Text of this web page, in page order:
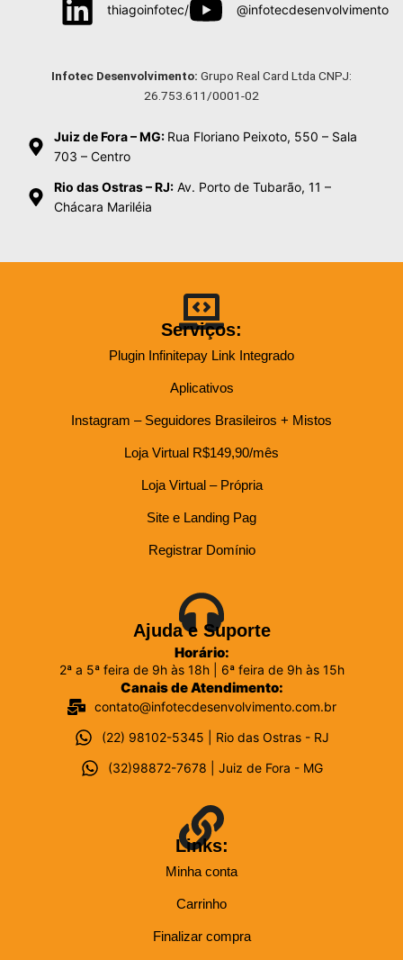
thiagoinfotec/ @infotecdesenvolvimento
Infotec Desenvolvimento: Grupo Real Card Ltda CNPJ:
26.753.611/0001-02
Juiz de Fora – MG: Rua Floriano Peixoto, 550 – Sala
703 – Centro
Rio das Ostras – RJ: Av. Porto de Tubarão, 11 –
Chácara Mariléia
Serviços:
Plugin Infinitepay Link Integrado
Aplicativos
Instagram – Seguidores Brasileiros + Mistos
Loja Virtual R$149,90/mês
Loja Virtual – Própria
Site e Landing Pag
Registrar Domínio
Ajuda e Suporte
Horário:
2ª a 5ª feira de 9h às 18h | 6ª feira de 9h às 15h
Canais de Atendimento:
contato@infotecdesenvolvimento.com.br
(22) 98102-5345 | Rio das Ostras - RJ
(32)98872-7678 | Juiz de Fora - MG
Links:
Minha conta
Carrinho
Finalizar compra